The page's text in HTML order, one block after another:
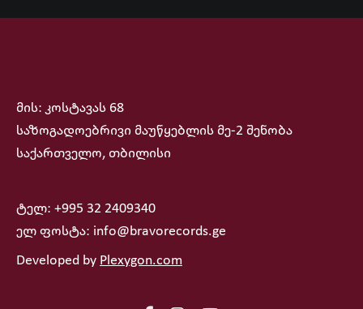
მის: კოსტავას 68
საზოგადოებრივი მაუწყებლის მე-2 შენობა
საქართველო, თბილისი
ტელ: +995 32 2409340
ელ ფოსტა: info@bravorecords.ge
Developed by Plexygon.com